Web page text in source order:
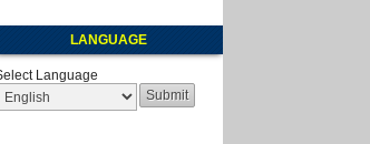
LANGUAGE
Language